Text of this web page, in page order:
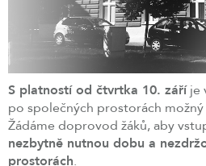
S platností od čtvrtka 10. záříje
po společných prostorách možný
Žádáme doprovod žáků, aby
nezbytně nutnou dobu a
prostorách.